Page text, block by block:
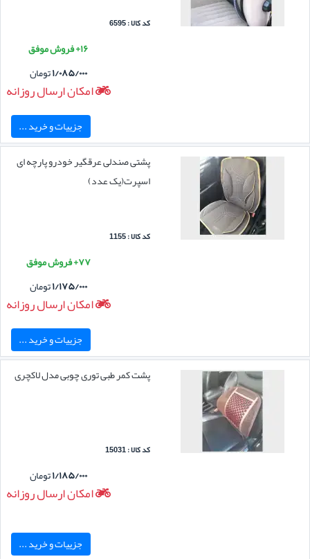
کد کالا : 6595
۱۶+ فروش موفق
۱/۰۸۵/۰۰۰تومان
امکان ارسال روزانه
جزییات و خرید ...
پشتی صندلی عرقگیر خودرو پارچه ای
اسپرت(یک عدد)
کد کالا : 1155
۷۷+ فروش موفق
۱/۱۷۵/۰۰۰تومان
امکان ارسال روزانه
جزییات و خرید ...
پشت کمر طبی توری چوبی مدل لاکچری
کد کالا : 15031
۱/۱۸۵/۰۰۰تومان
امکان ارسال روزانه
جزییات و خرید ...